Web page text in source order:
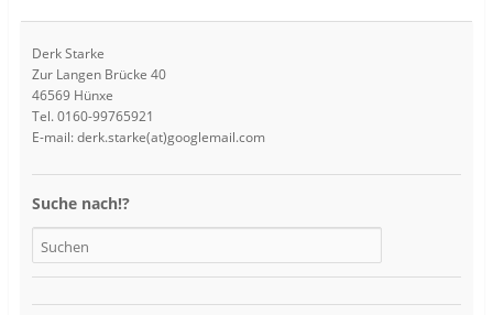
Derk Starke
Zur Langen Brücke 40
46569 Hünxe
Tel. 0160-99765921
E-mail: derk.starke(at)googlemail.com
Suche nach!?